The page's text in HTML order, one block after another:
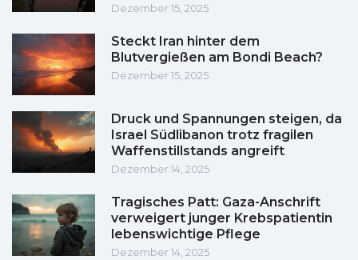
Dezember 15, 2025
Steckt Iran hinter dem
Blutvergießen am Bondi Beach?
Dezember 15, 2025
Druck und Spannungen steigen, da
Israel Südlibanon trotz fragilen
Waffenstillstands angreift
Dezember 14, 2025
Tragisches Patt: Gaza-Anschrift
verweigert junger Krebspatientin
lebenswichtige Pflege
Dezember 14, 2025